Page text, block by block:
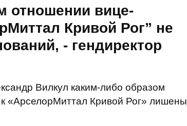
отношении вице-
Кривой Рог” не
- гендиректор
Вилкул каким-либо образом
«АрселорМиттал Кривой Рог» лишены